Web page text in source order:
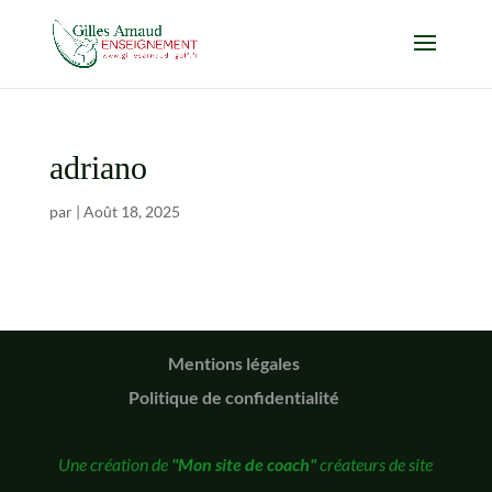
adriano
par | Août 18, 2025
Mentions légales
Politique de confidentialité
Une création de "Mon site de coach"créateurs de site